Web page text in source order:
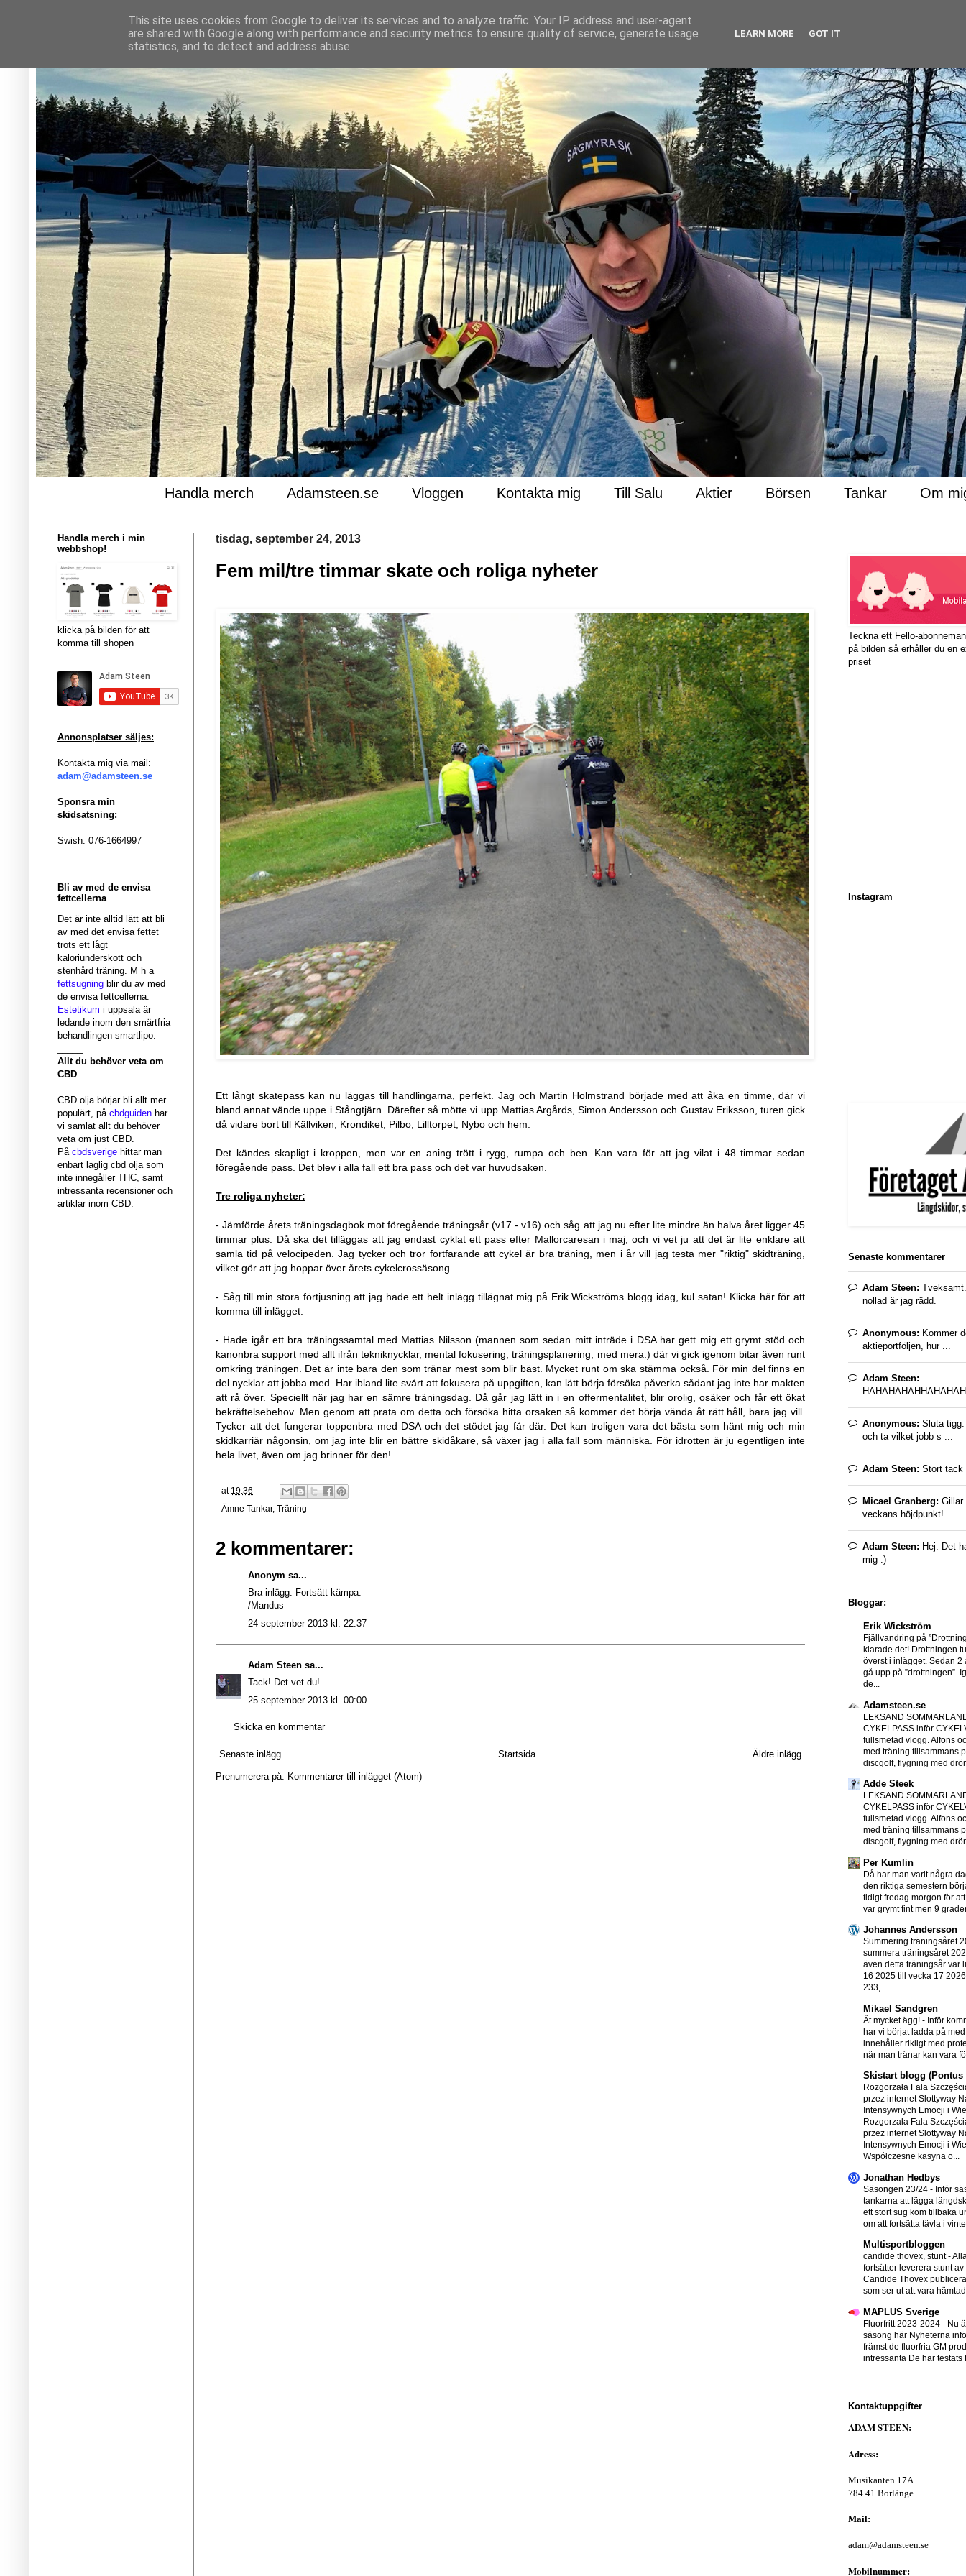
Handla merch Adamsteen.se Vloggen Kontakta mig Till Salu Aktier Börsen Tankar Om
tisdag, september 24, 2013
Fem mil/tre timmar skate och roliga nyheter
Ett långt skatepass kan nu läggas till handlingarna, perfekt. Jag och Martin Holmstrand började med att åka en timme, där vi
bland annat vände uppe i Stångtjärn. Därefter så mötte vi upp Mattias Argårds,Simon Andersson och Gustav Eriksson , turen gick
då vidare bort till Källviken, Krondiket, Pilbo, Lilltorpet, Nybo och hem.
Det kändes skapligt i kroppen, men var en aning trött i rygg, rumpa och ben. Kan vara för att jag vilat i 48 timmar sedan
föregående pass. Det blev i alla fall ett bra pass och det var huvudsaken.
Tre roliga nyheter:
- Jämförde årets träningsdagbok mot föregående träningsår (v17 - v16) och såg att jag nu efter lite mindre än halva året ligger 45
timmar plus. Då ska det tilläggas att jag endast cyklat ett pass efter Mallorcaresan i maj, och vi vet ju att det är lite enklare att
samla tid på velocipeden. Jag tycker och tror fortfarande att cykel är bra träning, men i år vill jag testa mer "riktig" skidträning,
vilket gör att jag hoppar över årets cykelcrossäsong.
- Såg till min stora förtjusning att jag hade ett helt inlägg tillägnat mig på Erik Wickströms blogg idag, kul satan! Klicka härför att
komma till inlägget.
- Hade igår ett bra träningssamtal med Mattias Nilsson (mannen som sedan mitt inträde i DSA har gett mig ett grymt stöd och
kanonbra support med allt ifrån tekniknycklar, mental fokusering, träningsplanering, med mera.) där vi gick igenom bitar även runt
omkring träningen. Det är inte bara den som tränar mest som blir bäst. Mycket runt om ska stämma också. För min del finns en
del nycklar att jobba med. Har ibland lite svårt att fokusera på uppgiften, kan lätt börja försöka påverka sådant jag inte har makten
att rå över. Speciellt när jag har en sämre träningsdag. Då går jag lätt in i en offermentalitet, blir orolig, osäker och får ett ökat
bekräftelsebehov. Men genom att prata om detta och försöka hitta orsaken så kommer det börja vända åt rätt håll, bara jag vill.
Tycker att det fungerar toppenbra med DSA och det stödet jag får där. Det kan troligen vara det bästa som hänt mig och min
skidkarriär någonsin, om jag inte blir en bättre skidåkare, så växer jag i alla fall som människa. För idrotten är ju egentligen inte
hela livet, även om jag brinner för den!
at 19:36
Ämne Tankar, Träning
2 kommentarer:
Anonym sa...
Bra inlägg. Fortsätt kämpa.
/Mandus
24 september 2013 kl. 22:37
Adam Steen sa...
Tack! Det vet du!
25 september 2013 kl. 00:00
Skicka en kommentar
Senaste inlägg Äldre inlägg
Startsida
Prenumerera på: Kommentarer till inlägget (Atom)
Handla merch i min
webbshop!
klicka på bilden för att
komma till shopen
Annonsplatser säljes:
Kontakta mig via mail:
adam@adamsteen.se
Sponsra min
skidsatsning:
Swish: 076-1664997
Bli av med de envisa
fettcellerna
Det är inte alltid lätt att bli
av med det envisa fettet
trots ett lågt
kaloriunderskott och
stenhård träning. M h a
fettsugning blir du av med
de envisa fettcellerna.
Estetikum i uppsala är
ledande inom den smärtfria
behandlingen smartlipo.
Allt du behöver veta om
CBD
CBD olja börjar bli allt mer
populärt, påcbdguiden har
vi samlat allt du behöver
veta om just CBD.
På cbdsverige hittar man
enbart laglig cbd olja som
inte innegåller THC, samt
intressanta recensioner och
artiklar inom CBD.
Teckna ett Fello-
på bilden så erhåller du en
priset
Instagram
Senaste kommentarer
Adam Steen:
nollad är jag rädd.
Anonymous: Kommer
aktieportföljen, hur ...
Adam Steen:
Anonymous: Sluta tigg.
och ta vilket jobb s ...
Adam Steen: Stort tack
Micael Granberg: Gillar
veckans höjdpunkt!
Adam Steen: Hej. Det
mig :)
Bloggar:
Erik Wickström
Fjällvandring på
klarade det! Drottningen
överst i inlägget. Sedan 2
gå upp på ”drottningen”.
de...
Adamsteen.se
LEKSAND
CYKELPASS inför
fullsmetad vlogg. Alfons
med träning tillsammans
discgolf, flygning med
Adde Steek
LEKSAND
CYKELPASS inför
fullsmetad vlogg. Alfons
med träning tillsammans
discgolf, flygning med
Per Kumlin
Då har man varit några
den riktiga semestern
tidigt fredag morgon för
var grymt fint men 9
Johannes Andersson
Summering träningsåret
summera träningsåret
även detta träningsår var
16 2025 till vecka 17
233,...
Mikael Sandgren
Ät mycket ägg! - Inför
har vi börjat ladda på
innehåller rikligt med
när man tränar kan vara
Skistart blogg (Pontus
Rozgorzała Fala
przez internet Slottyway
Intensywnych Emocji i
Rozgorzała Fala
przez internet Slottyway
Intensywnych Emocji i
Współczesne kasyna o...
Jonathan Hedbys
Säsongen 23/24 - Inför
tankarna att lägga
ett stort sug kom tillbaka
om att fortsätta tävla i
Multisportbloggen
candide thovex, stunt-
fortsätter leverera stunt
Candide Thovex
som ser ut att vara
MAPLUS Sverige
Fluorfritt 2023-2024 - Nu
säsong här Nyheterna
främst de fluorfria GM
intressanta De har testats
Kontaktuppgifter
ADAM STEEN:
Adress:
Musikanten 17A
784 41 Borlänge
Mail:
adam@adamsteen.se
Mobilnummer:
This site uses cookies from Google to deliver its services and to analyze traffic. Your IP address and user-agent
are shared with Google along with performance and security metrics to ensure quality of service, generate usage
statistics, and to detect and address abuse.
LEARN MORE GOT IT